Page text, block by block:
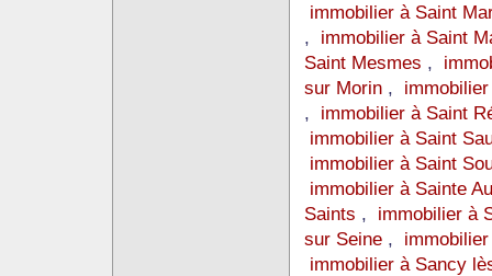
immobilier à Saint
, immobilier à Saint
Saint Mesmes ,
sur Morin ,
, immobilier à Saint
immobilier à Saint
immobilier à Saint
immobilier à Sainte
Saints , immobilier à
sur Seine ,
immobilier à Sancy